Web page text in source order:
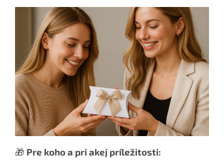
🎁 Pre koho a pri akej príležitosti: